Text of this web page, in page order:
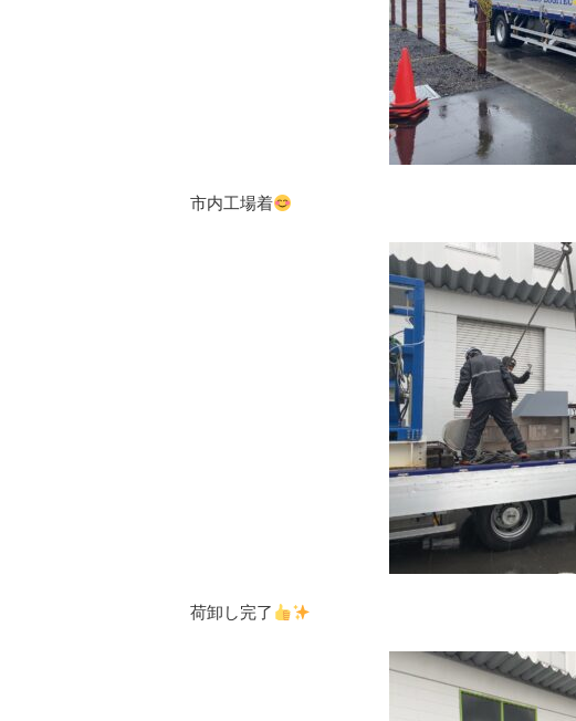
市内工場着
荷卸し完了